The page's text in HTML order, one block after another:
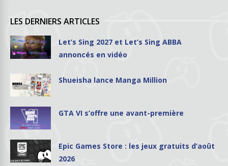
LES DERNIERS ARTICLES
Let’s Sing 2027 et Let’s Sing ABBA
annoncés en vidéo
Shueisha lance Manga Million
GTA VI s’offre une avant-première
Epic Games Store : les jeux gratuits d’août
2026